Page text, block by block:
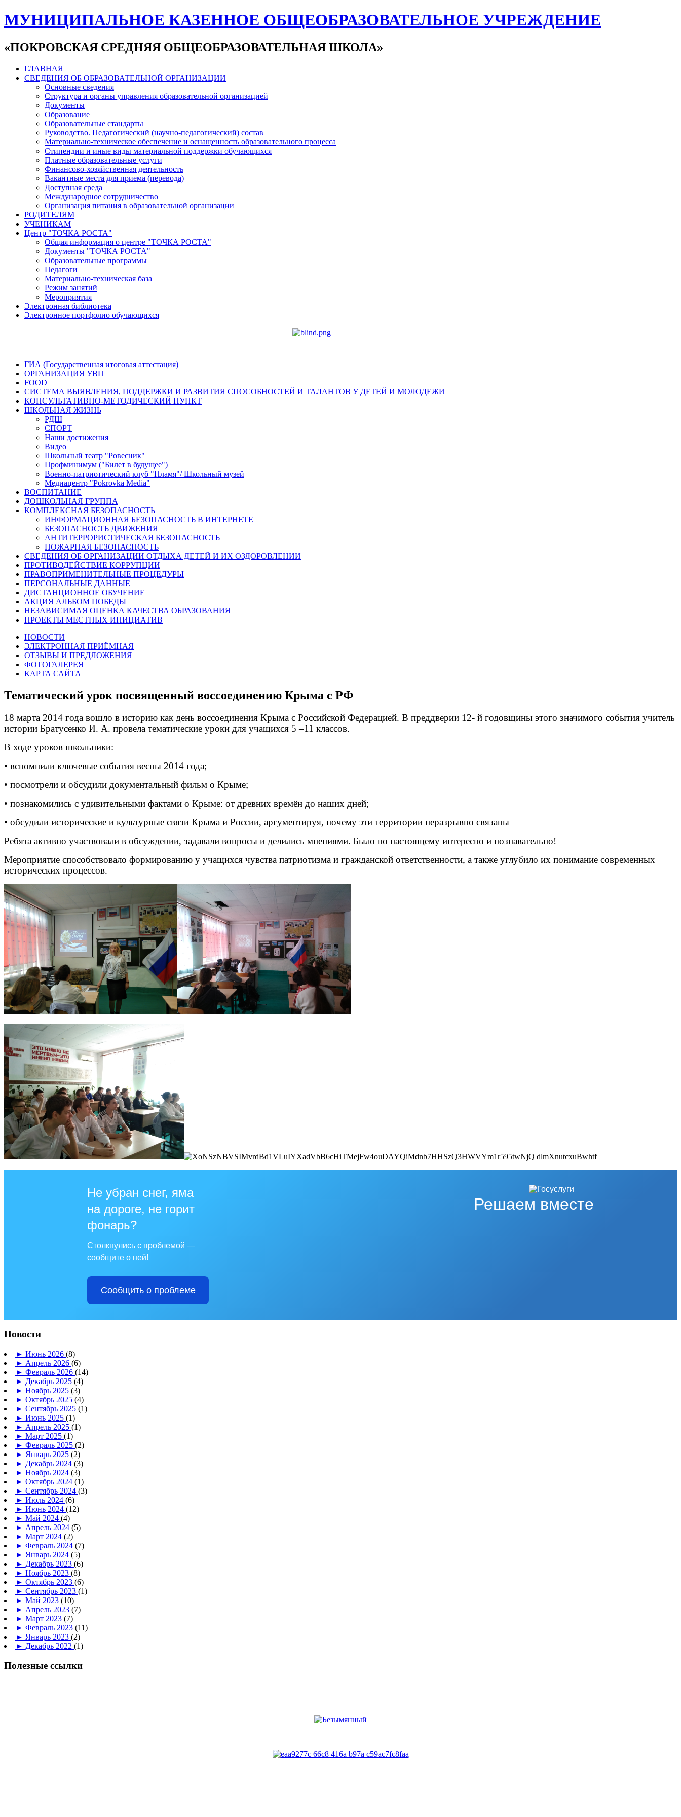
МУНИЦИПАЛЬНОЕ КАЗЕННОЕ ОБЩЕОБРАЗОВАТЕЛЬНОЕ УЧРЕЖДЕНИЕ
«ПОКРОВСКАЯ СРЕДНЯЯ ОБЩЕОБРАЗОВАТЕЛЬНАЯ ШКОЛА»
ГЛАВНАЯ
СВЕДЕНИЯ ОБ ОБРАЗОВАТЕЛЬНОЙ ОРГАНИЗАЦИИ
Основные сведения
Структура и органы управления образовательной организацией
Документы
Образование
Образовательные стандарты
Руководство. Педагогический (научно-педагогический) состав
Материально-техническое обеспечение и оснащенность образовательного процесса
Стипендии и иные виды материальной поддержки обучающихся
Платные образовательные услуги
Финансово-хозяйственная деятельность
Вакантные места для приема (перевода)
Доступная среда
Международное сотрудничество
Организация питания в образовательной организации
РОДИТЕЛЯМ
УЧЕНИКАМ
Центр "ТОЧКА РОСТА"
Общая информация о центре "ТОЧКА РОСТА"
Документы "ТОЧКА РОСТА"
Образовательные программы
Педагоги
Материально-техническая база
Режим занятий
Мероприятия
Электронная библиотека
Электронное портфолио обучающихся
ГИА (Государственная итоговая аттестация)
ОРГАНИЗАЦИЯ УВП
FOOD
СИСТЕМА ВЫЯВЛЕНИЯ, ПОДДЕРЖКИ И РАЗВИТИЯ СПОСОБНОСТЕЙ И ТАЛАНТОВ У ДЕТЕЙ И МОЛОДЕЖИ
КОНСУЛЬТАТИВНО-МЕТОДИЧЕСКИЙ ПУНКТ
ШКОЛЬНАЯ ЖИЗНЬ
РДШ
СПОРТ
Наши достижения
Видео
Школьный театр "Ровесник"
Профминимум ("Билет в будущее")
Военно-патриотический клуб "Пламя"/ Школьный музей
Медиацентр "Pokrovka Media"
ВОСПИТАНИЕ
ДОШКОЛЬНАЯ ГРУППА
КОМПЛЕКСНАЯ БЕЗОПАСНОСТЬ
ИНФОРМАЦИОННАЯ БЕЗОПАСНОСТЬ В ИНТЕРНЕТЕ
БЕЗОПАСНОСТЬ ДВИЖЕНИЯ
АНТИТЕРРОРИСТИЧЕСКАЯ БЕЗОПАСНОСТЬ
ПОЖАРНАЯ БЕЗОПАСНОСТЬ
СВЕДЕНИЯ ОБ ОРГАНИЗАЦИИ ОТДЫХА ДЕТЕЙ И ИХ ОЗДОРОВЛЕНИИ
ПРОТИВОДЕЙСТВИЕ КОРРУПЦИИ
ПРАВОПРИМЕНИТЕЛЬНЫЕ ПРОЦЕДУРЫ
ПЕРСОНАЛЬНЫЕ ДАННЫЕ
ДИСТАНЦИОННОЕ ОБУЧЕНИЕ
АКЦИЯ АЛЬБОМ ПОБЕДЫ
НЕЗАВИСИМАЯ ОЦЕНКА КАЧЕСТВА ОБРАЗОВАНИЯ
ПРОЕКТЫ МЕСТНЫХ ИНИЦИАТИВ
НОВОСТИ
ЭЛЕКТРОННАЯ ПРИЁМНАЯ
ОТЗЫВЫ И ПРЕДЛОЖЕНИЯ
ФОТОГАЛЕРЕЯ
КАРТА САЙТА
Тематический урок посвященный воссоединению Крыма с РФ
18 марта 2014 года вошло в историю как день воссоединения Крыма с Российской Федерацией. В преддверии 12- й годовщины этого значимого события учитель
истории Братусенко И. А. провела тематические уроки для учащихся 5 –11 классов.
В ходе уроков школьники:
• вспомнили ключевые события весны 2014 года;
• посмотрели и обсудили документальный фильм о Крыме;
• познакомились с удивительными фактами о Крыме: от древних времён до наших дней;
• обсудили исторические и культурные связи Крыма и России, аргументируя, почему эти территории неразрывно связаны
Ребята активно участвовали в обсуждении, задавали вопросы и делились мнениями. Было по настоящему интересно и познавательно!
Мероприятие способствовало формированию у учащихся чувства патриотизма и гражданской ответственности, а также углубило их понимание современных
исторических процессов.
Решаем вместе
Не убран снег, яма
на дороге, не горит
фонарь?
Столкнулись с проблемой —
сообщите о ней!
Сообщить о проблеме
Новости
► Июнь 2026 (8)
► Апрель 2026 (6)
► Февраль 2026 (14)
► Декабрь 2025 (4)
► Ноябрь 2025 (3)
► Октябрь 2025 (4)
► Сентябрь 2025 (1)
► Июнь 2025 (1)
► Апрель 2025 (1)
► Март 2025 (1)
► Февраль 2025 (2)
► Январь 2025 (2)
► Декабрь 2024 (3)
► Ноябрь 2024 (3)
► Октябрь 2024 (1)
► Сентябрь 2024 (3)
► Июль 2024 (6)
► Июнь 2024 (12)
► Май 2024 (4)
► Апрель 2024 (5)
► Март 2024 (2)
► Февраль 2024 (7)
► Январь 2024 (5)
► Декабрь 2023 (6)
► Ноябрь 2023 (8)
► Октябрь 2023 (6)
► Сентябрь 2023 (1)
► Май 2023 (10)
► Апрель 2023 (7)
► Март 2023 (7)
► Февраль 2023 (11)
► Январь 2023 (2)
► Декабрь 2022 (1)
Полезные ссылки